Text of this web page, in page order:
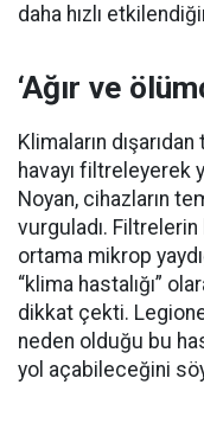
daha hızlı
‘Ağır ve
Klimaların
havayı filtreleyerek
Noyan, cihazların
vurguladı. Filtrelerin
ortama mikrop
“klima hastalığı”
dikkat çekti.
neden olduğu bu
yol açabileceğini